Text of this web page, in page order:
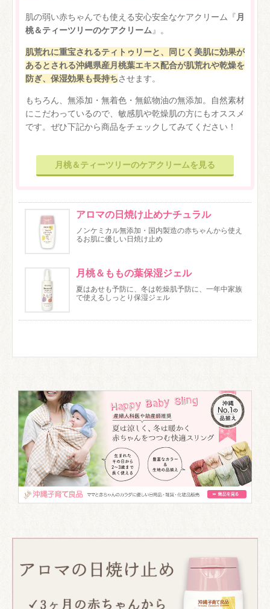
肌の弱い赤ちゃんでも使える安心安全なケアクリーム『月
桃＆ティーツリーのケアクリーム』。
肌荒れに重宝されるティトゥリーと、同じく美肌に効果が
あるとされる沖縄県産月桃葉エキス配合が肌荒れや乾燥を
防ぎ、保湿効果も長持ちさせます。
もちろん、無添加・無着色・無鉱物油の無添加。自然素材
にこだわっているので、敏感肌や乾燥肌の方にもオススメ
です。ぜひ下記から商品をチェックしてみてください！
月桃＆ティーツリーのケアクリームを見る
アロマの日焼け止めナチュラル
ノンケミカル無添加・国内製造の赤ちゃんから使え
るお肌に優しい日焼け止め
月桃＆ももの葉保湿ジェル
夏はあせも予防に、冬は乾燥肌予防に、一年中家族
で使えるしっとり保湿ジェル